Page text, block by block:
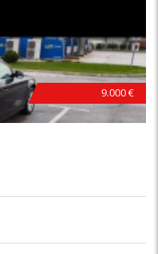
9.000 €